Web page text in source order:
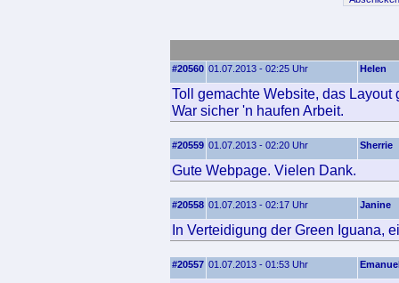
#20560 01.07.2013 - 02:25 Uhr Helen
Toll gemachte Website, das Layout
War sicher 'n haufen Arbeit.
#20559 01.07.2013 - 02:20 Uhr Sherrie
Gute Webpage. Vielen Dank.
#20558 01.07.2013 - 02:17 Uhr Janine
In Verteidigung der Green Iguana,
#20557 01.07.2013 - 01:53 Uhr